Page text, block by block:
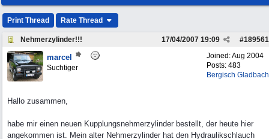
Print Thread Rate Thread
Nehmerzylinder!!! #189561
17/04/2007 19:09
Joined:Aug 2004
Posts: 483
Bergisch Gladbach
marcel
Suchtiger
Hallo zusammen,
habe mir einen neuen Kupplungsnehmerzylinder bestellt, der heute hier
angekommen ist. Mein alter Nehmerzylinder hat den Hydraulikschlauch